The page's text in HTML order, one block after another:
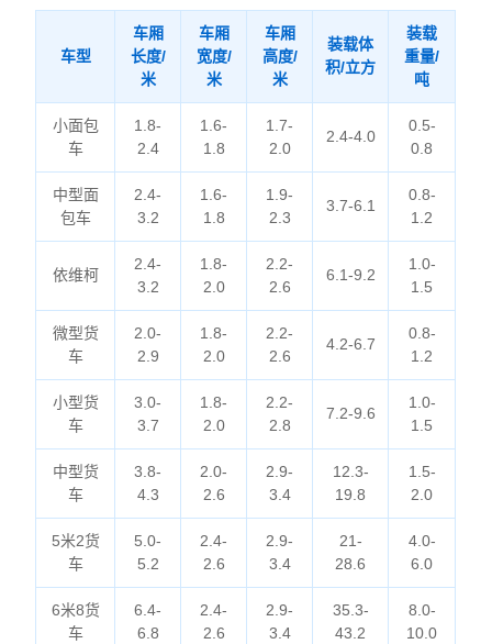
车型
车厢
长度/
米
车厢
宽度/
米
车厢
高度/
米
装载体
积/立方
装载
重量/
吨
小面包
车
1.8-
2.4
1.6-
1.8
1.7-
2.0
2.4-4.0
0.5-
0.8
中型面
包车
2.4-
3.2
1.6-
1.8
1.9-
2.3
3.7-6.1
0.8-
1.2
依维柯
2.4-
3.2
1.8-
2.0
2.2-
2.6
6.1-9.2
1.0-
1.5
微型货
车
2.0-
2.9
1.8-
2.0
2.2-
2.6
4.2-6.7
0.8-
1.2
小型货
车
3.0-
3.7
1.8-
2.0
2.2-
2.8
7.2-9.6
1.0-
1.5
中型货
车
3.8-
4.3
2.0-
2.6
2.9-
3.4
12.3-
19.8
1.5-
2.0
5米2货
车
5.0-
5.2
2.4-
2.6
2.9-
3.4
21-
28.6
4.0-
6.0
6米8货
车
6.4-
6.8
2.4-
2.6
2.9-
3.4
35.3-
43.2
8.0-
10.0